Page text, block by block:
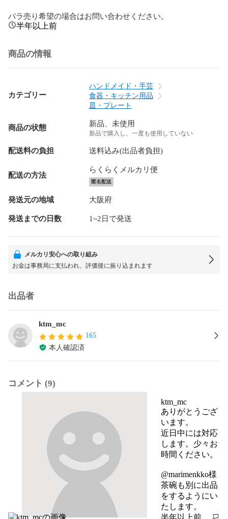
バラ売り希望の場合はお問い合わせください。
半年以上前
商品の情報
カテゴリー
ハンドメイド・手芸
食器・キッチン用品
皿・プレート
商品の状態 新品、未使用
新品で購入し、一度も使用していない
配送料の負担 送料込み(出品者負担)
配送の方法
らくらくメルカリ便
匿名配送
発送元の地域 大阪府
発送までの日数 1~2日で発送
メルカリ安心への取り組み
お金は事務局に支払われ、評価後に振り込まれます
出品者
ktm_mc
165
本人確認済
コメント (9)
ktm_mc
ありがとうござ
います。
近日中には対応
します。少々お
時間ください。
@marimenkko様
茶碗も別に出品
をするようにい
たします。
半年以上前